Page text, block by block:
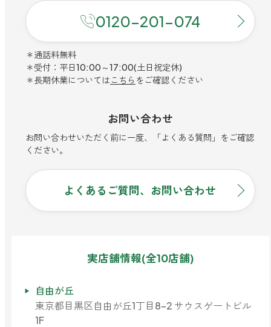
0120-201-074
＊通話料無料
＊受付：平日10:00～17:00(土日祝定休)
＊長期休業については こちら をご確認ください
お問い合わせ
お問い合わせいただく前に一度、「よくある質問」をご確認
ください。
よくあるご質問、お問い合わせ
実店舗情報(全10店舗)
自由が丘
東京都目黒区自由が丘1丁目8-2 サウスゲートビル
1F